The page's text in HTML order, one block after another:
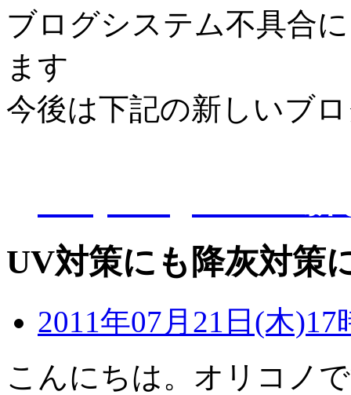
ブログシステム不具合
ます
今後は下記の新しいブ
UV対策にも降灰対策
2011年07月21日(木)17
こんにちは。オリコノ